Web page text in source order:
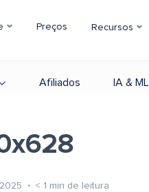
Preços Recursos
Afiliados IA & ML
< 1 min de leitura